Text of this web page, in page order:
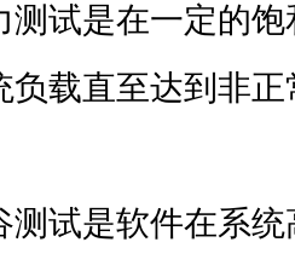
测试是在一定的
负载直至达到非
测试是软件在系